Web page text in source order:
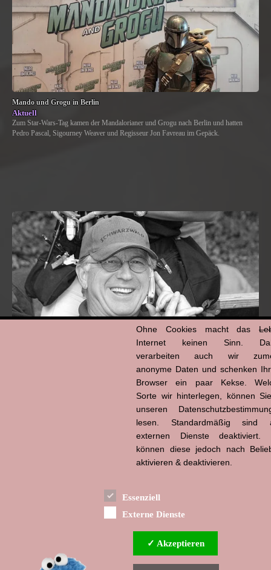
Mando und Grogu in Berlin
Aktuell
Zum Star-Wars-Tag kamen der Mandalorianer und Grogu nach Berlin und hatten
Pedro Pascal, Sigourney Weaver und Regisseur Jon Favreau im Gepäck.
Ohne Cookies macht das
Internet keinen Sinn.
verarbeiten auch wir
anonyme Daten und schenken
Browser ein paar Kekse.
Sorte wir hinterlegen, können
unseren
lesen. Standardmäßig sind
externen Dienste deaktiviert.
können diese jedoch nach
aktivieren & deaktivieren.
Essenziell
Externe Dienste
✓ Akzeptieren